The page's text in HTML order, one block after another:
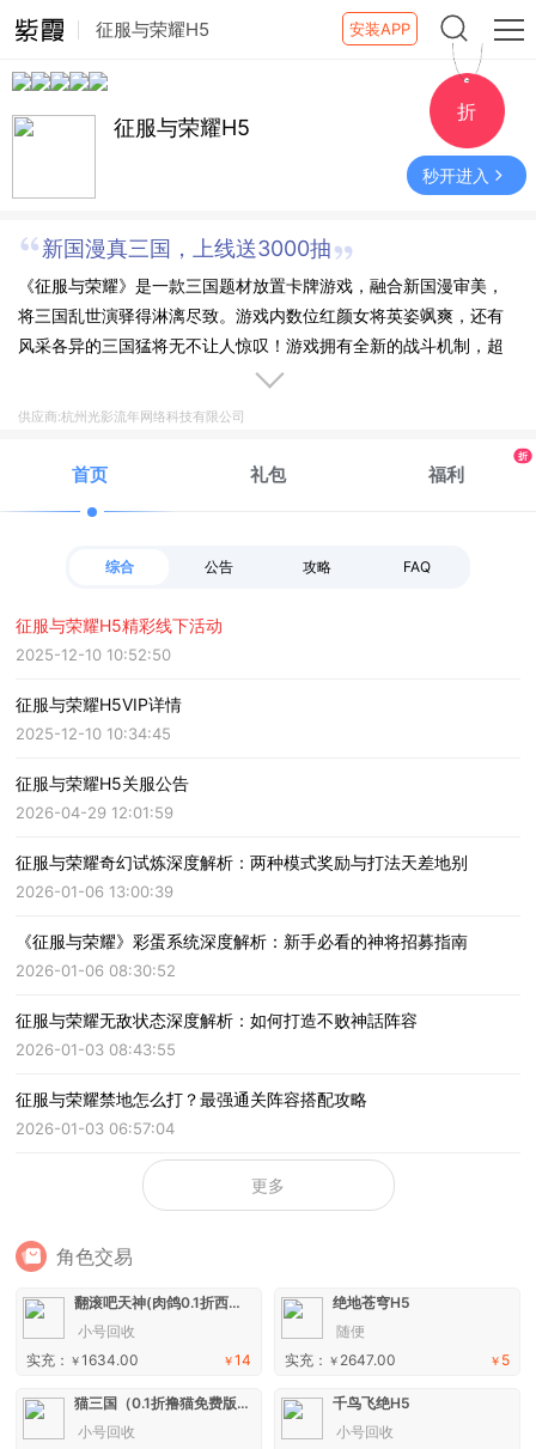
征服与荣耀H5 安装APP
征服与荣耀H5
折
秒开进入
新国漫真三国，上线送3000抽
《征服与荣耀》是一款三国题材放置卡牌游戏，融合新国漫审美，
将三国乱世演驿得淋漓尽致。游戏内数位红颜女将英姿飒爽，还有
风采各异的三国猛将无不让人惊叹！游戏拥有全新的战斗机制，超
强对战打击感，并融合SLG创新玩法让策略更加多样化！让我们一
供应商:杭州光影流年网络科技有限公司
首页 礼包 福利
折
综合 公告 攻略 FAQ
征服与荣耀H5精彩线下活动
2025-12-10 10:52:50
征服与荣耀H5VIP详情
2025-12-10 10:34:45
征服与荣耀H5关服公告
2026-04-29 12:01:59
征服与荣耀奇幻试炼深度解析：两种模式奖励与打法天差地别
2026-01-06 13:00:39
《征服与荣耀》彩蛋系统深度解析：新手必看的神将招募指南
2026-01-06 08:30:52
征服与荣耀无敌状态深度解析：如何打造不败神話阵容
2026-01-03 08:43:55
征服与荣耀禁地怎么打？最强通关阵容搭配攻略
2026-01-03 06:57:04
更多
角色交易
翻滚吧天神(肉鸽0.1折西游塔防)H5
小号回收
￥14
实充： ￥1634.00
绝地苍穹H5
随便
￥ 5
实充： ￥ 2647.00
猫三国（0.1折撸猫免费版）H5
小号回收
千鸟飞绝H5
小号回收